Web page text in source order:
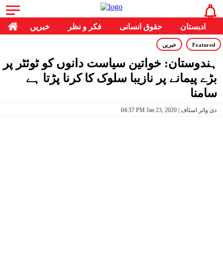
خبریں فکر و نظر حقوق انسانی ادبستان
Featured خبریں
ہندوستان: خواتین سیاست دانوں کو ٹوئٹر پر
بڑے پیمانے پر نازیبا سلوک کا کرنا پڑتا ہے
سامنا
04:37 PM Jan 23, 2020 | دی وائر اسٹاف